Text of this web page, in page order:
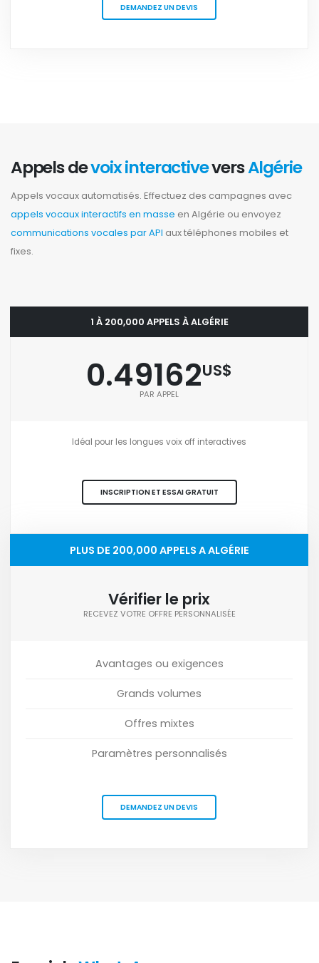
DEMANDEZ UN DEVIS
Appels devoix interactiveversAlgérie
Appels vocaux automatisés. Effectuez des campagnes avec
appels vocaux interactifs en masse en Algérie ou envoyez
communications vocales par API aux téléphones mobiles et
fixes.
1 À 200,000 APPELS À ALGÉRIE
0.49162US$
PAR APPEL
Idéal pour les longues voix off interactives
INSCRIPTION ET ESSAI GRATUIT
PLUS DE 200,000 APPELS A ALGÉRIE
Vérifier le prix
RECEVEZ VOTRE OFFRE PERSONNALISÉE
Avantages ou exigences
Grands volumes
Offres mixtes
Paramètres personnalisés
DEMANDEZ UN DEVIS